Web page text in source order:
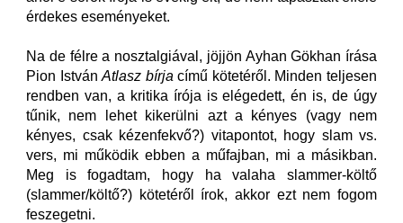
érdekes eseményeket.
Na de félre a nosztalgiával, jöjjön Ayhan Gökhan írása
Pion IstvánAtlasz bírja című kötetéről. Minden teljesen
rendben van, a kritika írója is elégedett, én is, de úgy
tűnik, nem lehet kikerülni azt a kényes (vagy nem
kényes, csak kézenfekvő?) vitapontot, hogy slam vs.
vers, mi működik ebben a műfajban, mi a másikban.
Meg is fogadtam, hogy ha valaha slammer-költő
(slammer/költő?) kötetéről írok, akkor ezt nem fogom
feszegetni.